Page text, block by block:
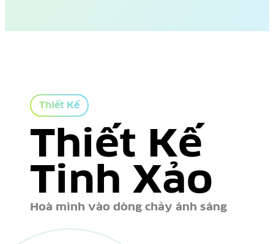
Thiết Kế
Thiết Kế
Tinh Xảo
Hoà mình vào dòng chảy ánh sáng